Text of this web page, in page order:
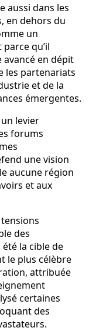
aussi dans les
en dehors du
un
qu’il
en dépit
les partenariats
et de la
émergentes.
levier
forums
une vision
aucune région
et aux
des
la cible de
le plus célèbre
attribuée
certaines
des